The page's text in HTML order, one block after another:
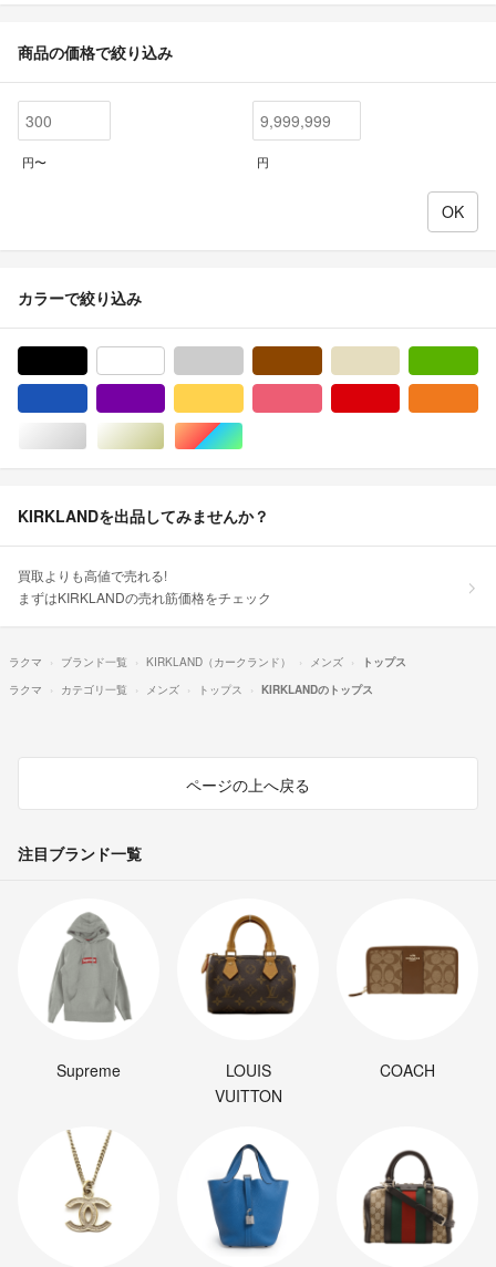
商品の価格で絞り込み
円〜 円
カラーで絞り込み
シルバー/銀色系ゴールド/金色系マルチカラー
KIRKLANDを出品してみませんか？
買取よりも高値で売れる!
まずはKIRKLANDの売れ筋価格をチェック
ラクマ ブランド一覧 KIRKLAND（カークランド） メンズ
トップス
ラクマ
カテゴリ一覧 メンズ トップス KIRKLANDのトップス
ページの上へ戻る
注目ブランド一覧
Supreme
LOUIS
VUITTON
COACH